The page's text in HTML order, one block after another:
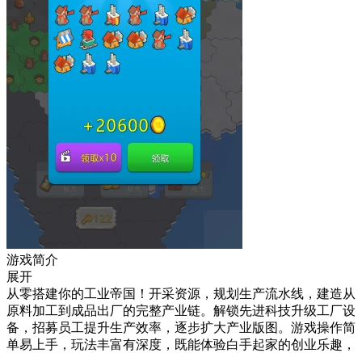
游戏简介
展开
从零搭建你的工业帝国！开采资源，规划生产流水线，建造从
原料加工到成品出厂的完整产业链。解锁先进科技升级工厂设
备，招募员工提升生产效率，逐步扩大产业版图。游戏操作简
单易上手，玩法丰富有深度，既能体验白手起家的创业乐趣，